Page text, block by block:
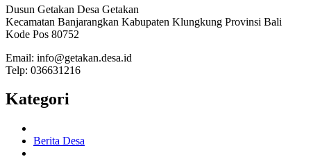
Dusun Getakan Desa Getakan
Kecamatan Banjarangkan Kabupaten Klungkung Provinsi Bali
Kode Pos 80752
Email: info@getakan.desa.id
Telp: 036631216
Kategori
Berita Desa